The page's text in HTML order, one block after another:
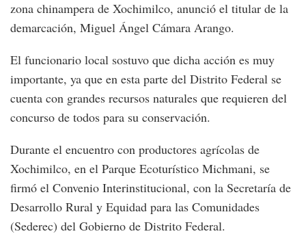
zona chinampera de Xochimilco, anunció el titular de la
demarcación, Miguel Ángel Cámara Arango.
El funcionario local sostuvo que dicha acción es muy
importante, ya que en esta parte del Distrito Federal se
cuenta con grandes recursos naturales que requieren del
concurso de todos para su conservación.
Durante el encuentro con productores agrícolas de
Xochimilco, en el Parque Ecoturístico Michmani, se
firmó el Convenio Interinstitucional, con la Secretaría de
Desarrollo Rural y Equidad para las Comunidades
(Sederec) del Gobierno de Distrito Federal.